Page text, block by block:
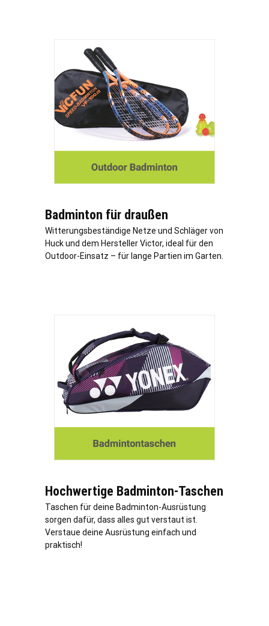
Badminton für draußen
Witterungsbeständige Netze und Schläger von
Huck und dem Hersteller Victor, ideal für den
Outdoor-Einsatz – für lange Partien im Garten.
Hochwertige Badminton-Taschen
Taschen für deine Badminton-Ausrüstung
sorgen dafür, dass alles gut verstaut ist.
Verstaue deine Ausrüstung einfach und
praktisch!